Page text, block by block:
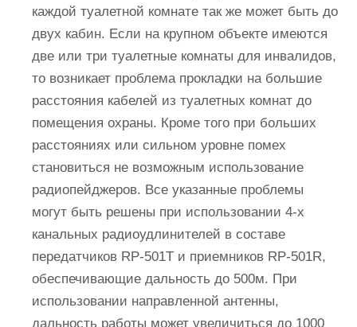
каждой туалетной комнате так же может быть до
двух кабин. Если на крупном объекте имеются
две или три туалетные комнаты для инвалидов,
то возникает проблема прокладки на большие
расстояния кабелей из туалетных комнат до
помещения охраны. Кроме того при больших
расстояниях или сильном уровне помех
становиться не возможным использование
радиопейджеров. Все указанные проблемы
могут быть решены при использовании 4-х
канальных радиоудлинителей в составе
передатчиков RP-501T и приемников RP-501R,
обеспечивающие дальность до 500м. При
использовании направленной антенны,
дальность работы может увеличиться до 1000